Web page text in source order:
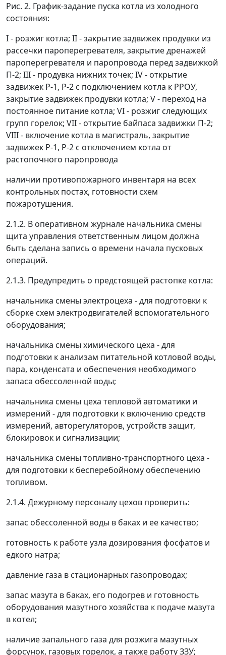
Рис. 2. График-задание пуска котла из холодного
состояния:
I - розжиг котла; II - закрытие задвижек продувки из
рассечки пароперегревателя, закрытие дренажей
пароперегревателя и паропровода перед задвижкой
П-2; III - продувка нижних точек; IV - открытие
задвижек Р-1, Р-2 с подключением котла к РРОУ,
закрытие задвижек продувки котла; V - переход на
постоянное питание котла; VI - розжиг следующих
групп горелок; VII - открытие байпаса задвижки П-2;
VIII - включение котла в магистраль, закрытие
задвижек Р-1, Р-2 с отключением котла от
растопочного паропровода
наличии противопожарного инвентаря на всех
контрольных постах, готовности схем
пожаротушения.
2.1.2. В оперативном журнале начальника смены
щита управления ответственным лицом должна
быть сделана запись о времени начала пусковых
операций.
2.1.3. Предупредить о предстоящей растопке котла:
начальника смены электроцеха - для подготовки к
сборке схем электродвигателей вспомогательного
оборудования;
начальника смены химического цеха - для
подготовки к анализам питательной котловой воды,
пара, конденсата и обеспечения необходимого
запаса обессоленной воды;
начальника смены цеха тепловой автоматики и
измерений - для подготовки к включению средств
измерений, авторегуляторов, устройств защит,
блокировок и сигнализации;
начальника смены топливно-транспортного цеха -
для подготовки к бесперебойному обеспечению
топливом.
2.1.4. Дежурному персоналу цехов проверить:
запас обессоленной воды в баках и ее качество;
готовность к работе узла дозирования фосфатов и
едкого натра;
давление газа в стационарных газопроводах;
запас мазута в баках, его подогрев и готовность
оборудования мазутного хозяйства к подаче мазута
в котел;
наличие запального газа для розжига мазутных
форсунок, газовых горелок, а также работу ЗЗУ;